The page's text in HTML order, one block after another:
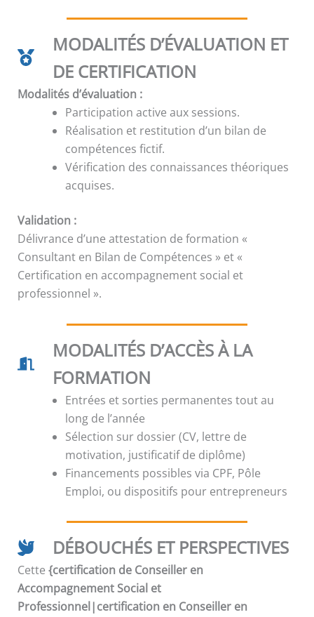
MODALITÉS D’ÉVALUATION ET
DE CERTIFICATION
Modalités d’évaluation :
Participation active aux sessions.
Réalisation et restitution d’un bilan de
compétences fictif.
Vérification des connaissances théoriques
acquises.
Validation :
Délivrance d’une attestation de formation «
Consultant en Bilan de Compétences » et «
Certification en accompagnement social et
professionnel ».
MODALITÉS D’ACCÈS À LA
FORMATION
Entrées et sorties permanentes tout au
long de l’année
Sélection sur dossier (CV, lettre de
motivation, justificatif de diplôme)
Financements possibles via CPF, Pôle
Emploi, ou dispositifs pour entrepreneurs
DÉBOUCHÉS ET PERSPECTIVES
Cette {certification de Conseiller en
Accompagnement Social et
Professionnel|certification en Conseiller en